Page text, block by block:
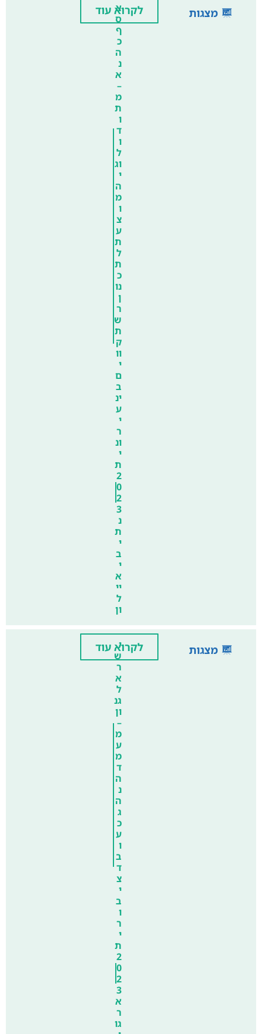
מצגות
א
ס
ף
כ
ה
נ
א
–
מ
ת
ו
ד
ו
ל
וג
י
ה
מ
ו
צ
ע
ת
ל
ת
כ
נו
ן
ר
ש
ת
ק
וו
י
ם
ב
ינ
ע
י
ר
ונ
י
ת
2
0
2
3
נ
ת
י
ב
י
א
יי
ל
ון
לקרוא עוד
מצגות
י
ש
ר
א
ל
גנ
ון
–
מ
ע
מ
ד
ה
נ
ה
ג
כ
ע
ו
ב
ד
צ
י
ב
ו
ר
י
ת
2
0
2
3
א
ר
גו
לקרוא עוד